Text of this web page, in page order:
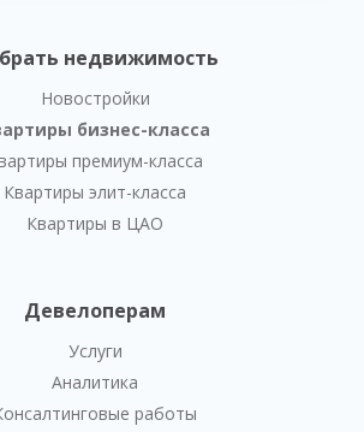
недвижимость
Новостройки
бизнес-класса
премиум-класса
Квартиры элит-класса
Квартиры в ЦАО
Девелоперам
Услуги
Аналитика
работы